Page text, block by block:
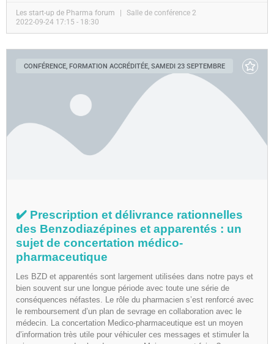
Les start-up de Pharma forum
Salle de conférence 2
2022-09-24 17:15 - 18:30
CONFÉRENCE, FORMATION ACCRÉDITÉE, SAMEDI 23 SEPTEMBRE
✔️ Prescription et délivrance rationnelles
des Benzodiazépines et apparentés : un
sujet de concertation médico-
pharmaceutique
Les BZD et apparentés sont largement utilisées dans notre pays et
bien souvent sur une longue période avec toute une série de
conséquences néfastes. Le rôle du pharmacien s’est renforcé avec
le remboursement d’un plan de sevrage en collaboration avec le
médecin. La concertation Medico-pharmaceutique est un moyen
d’information très utile pour véhiculer ces messages et stimuler la